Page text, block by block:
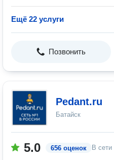
Ещё 22 услуги
Позвонить
Pedant.ru
Батайск
5.0 656 оценок В сети